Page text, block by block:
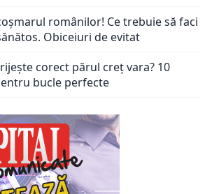
românilor! Ce trebuie să faci
Obiceiuri de evitat
corect părul creț vara? 10
bucle perfecte